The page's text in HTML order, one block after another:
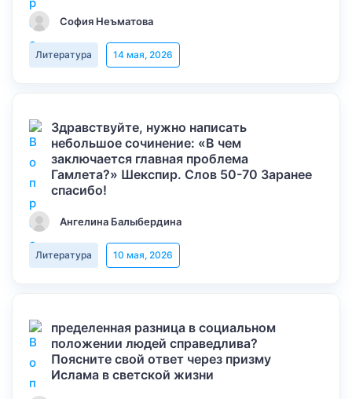
София Неъматова
Литература 14 мая, 2026
Здравствуйте, нужно написать
небольшое сочинение: «В чем
заключается главная проблема
Гамлета?» Шекспир. Слов 50-70 Заранее
спасибо!
Ангелина Балыбердина
Литература 10 мая, 2026
пределенная разница в социальном
положении людей справедлива?
Поясните свой ответ через призму
Ислама в светской жизни